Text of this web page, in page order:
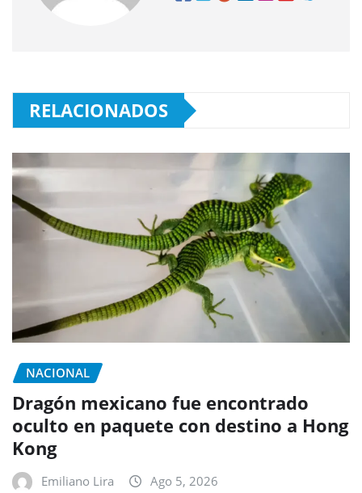
RELACIONADOS
NACIONAL
Dragón mexicano fue encontrado
oculto en paquete con destino a Hong
Kong
Emiliano Lira Ago 5, 2026